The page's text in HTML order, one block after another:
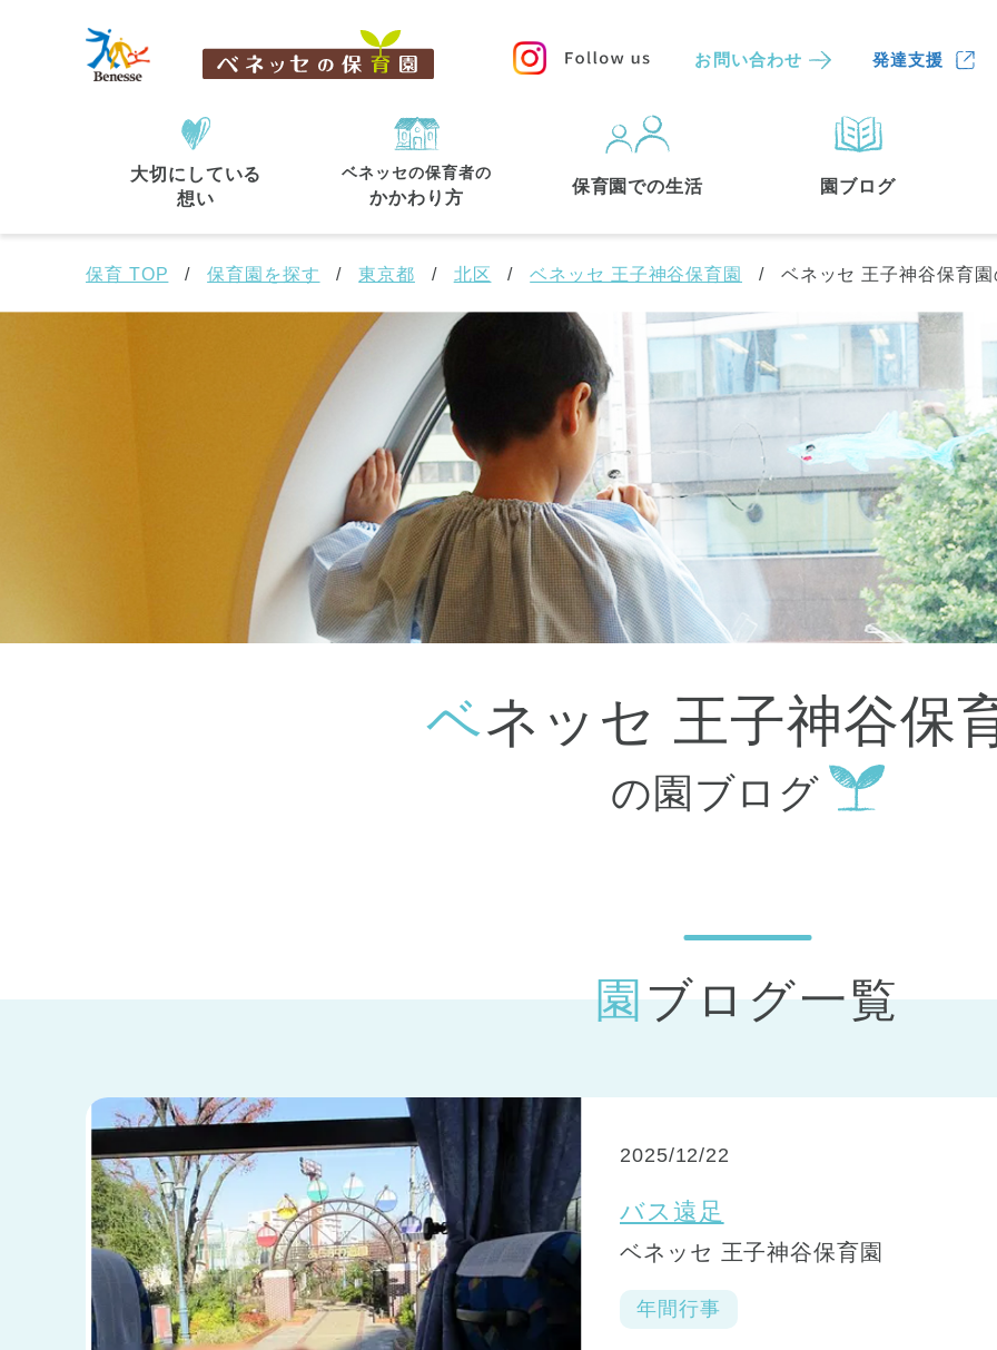
お問い合わせ 発達支援
大切にしている
想い
ベネッセの保育者の
かかわり方
保育園での生活 園ブログ
保育園 を探す
住所・駅名 から探す
から探す
東京都 全域(44) 中央区 港区 文京区(3)
大田区(4) 世田谷区(1) 渋谷区(2)
練馬区(7) 足立区 (1) 葛飾区(1)
国分寺市(1) 狛江市(1) 北区(1)
江東区 (1) (1) 江戸川区(1)
川崎市 (9) 横須賀市
兵庫県 兵庫県 全域(2) 神戸市(1) 芦屋市(1)
保育 TOP 保育園を探す 東京都 北区 ベネッセ 王子神谷保育園 ベネッセ 王子神谷保育
ベネッセ 王子神谷保
の園ブログ
園ブログ一覧
2025/12/22
バス遠足
ベネッセ 王子神谷保育園
年間行事